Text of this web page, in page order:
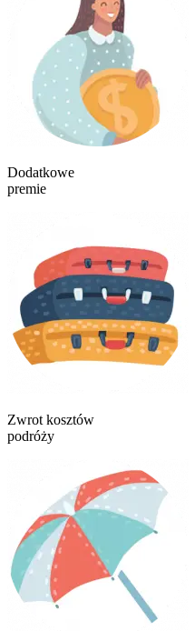
Dodatkowe
premie
Zwrot kosztów
podróży